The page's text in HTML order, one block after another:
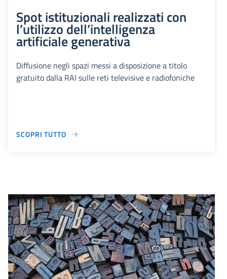
Spot istituzionali realizzati con
l’utilizzo dell’intelligenza
artificiale generativa
Diffusione negli spazi messi a disposizione a titolo
gratuito dalla RAI sulle reti televisive e radiofoniche
SCOPRI TUTTO